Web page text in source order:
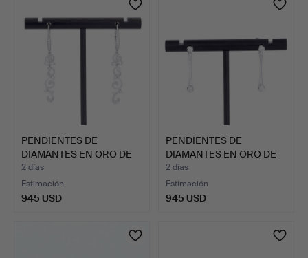
PENDIENTES DE
DIAMANTES EN ORO DE
18K.
2 días
Estimación
945 USD
PENDIENTES DE
DIAMANTES EN ORO DE
18 QUILA…
2 días
Estimación
945 USD